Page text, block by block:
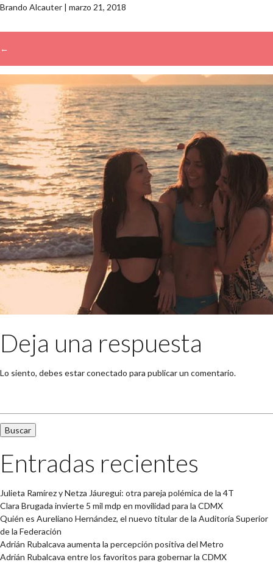
Brando Alcauter | marzo 21, 2018
←
Deja una respuesta
Lo siento, debes estarconectado para publicar un comentario.
Entradas recientes
Julieta Ramírez y Netza Jáuregui: otra pareja polémica de la 4T
Clara Brugada invierte 5 mil mdp en movilidad para la CDMX
Quién es Aureliano Hernández, el nuevo titular de la Auditoría Superior
de la Federación
Adrián Rubalcava aumenta la percepción positiva del Metro
Adrián Rubalcava entre los favoritos para gobernar la CDMX